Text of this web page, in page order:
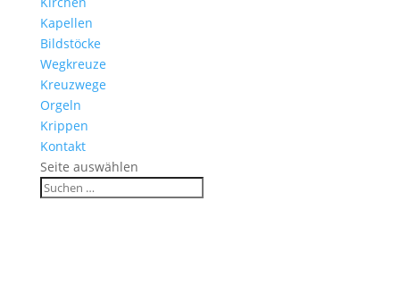
Kapellen
Bild­stöcke
Wegkreuze
Kreuz­wege
Orgeln
Krippen
Kontakt
Seite auswählen